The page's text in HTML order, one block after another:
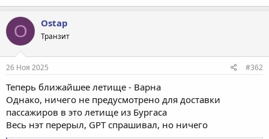
O Ostap
Транзит
26 Ноя 2025 #362
Теперь ближайшее летище - Варна
Однако, ничего не предусмотрено для доставки
пассажиров в это летище из Бургаса
Весь нэт перерыл, GPT спрашивал, но ничего